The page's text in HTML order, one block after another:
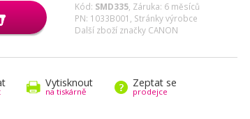
Kód: SMD335 Záruka: 6 měsíců
PN: 1033B001, Stránky výrobce
Další zboží značky CANON
Vytisknout
na tiskárně
Zeptat se
prodejce